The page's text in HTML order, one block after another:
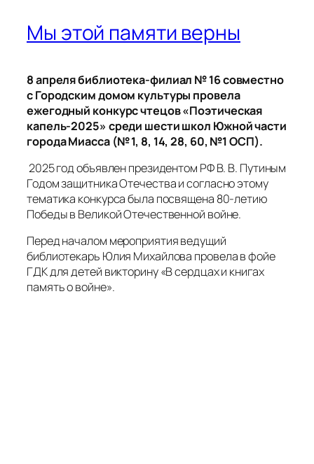
Годом защитника Отечества и согласно этому
тематика конкурса была посвящена 80-летию
Перед началом мероприятия ведущий
библиотекарь Юлия Михайлова провела в фойе
ГДК для детей викторину «В сердцах и книгах
память о войне».
А со сцены школьники читали стихи знаменитых
поэтов: Юлии Друниной, Самуила Маршака,
Мусы Джалиля, Роберта Рождественского, Анны
В составе жюри были: Наталья Ивановна
Забихулова, ведущий библиотекарь филиала №16
(председатель); Римма Мухаматдиновна